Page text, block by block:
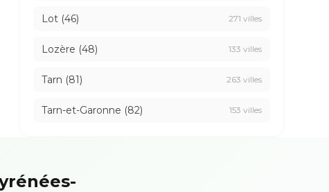
Lot (46) 271 villes
Lozère (48) 133 villes
Tarn (81) 263 villes
Tarn-et-Garonne (82) 153 villes